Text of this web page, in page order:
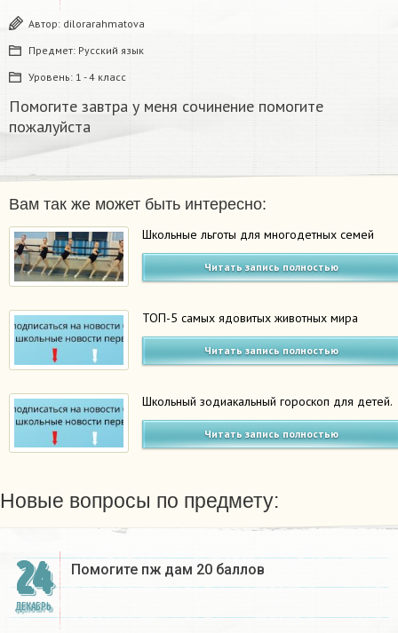
Автор: dilorarahmatova
Предмет: Русский язык
Уровень: 1 - 4 класс
Помогите завтра у меня сочинение помогите
пожалуйста
Вам так же может быть интересно:
Школьные льготы для многодетных семей
Читать запись полностью
ТОП-5 самых ядовитых животных мира
Читать запись полностью
Школьный зодиакальный гороскоп для детей.
Читать запись полностью
Новые вопросы по предмету:
24
ДЕКАБРЬ
Помогите пж дам 20 баллов ​